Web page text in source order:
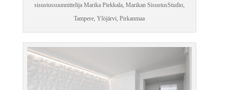
sisustussuunnittelija Marika Piekkala, Marikan SisustusStudio,
Tampere, Ylöjärvi, Pirkanmaa